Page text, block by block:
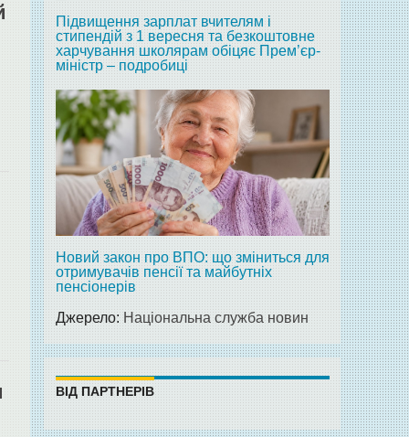
Підвищення зарплат вчителям і
стипендій з 1 вересня та безкоштовне
харчування школярам обіцяє Прем’єр-
міністр – подробиці
Новий закон про ВПО: що зміниться для
отримувачів пенсії та майбутніх
пенсіонерів
Джерело:Національна служба новин
ВІД ПАРТНЕРІВ